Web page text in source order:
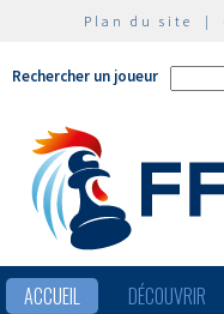
Plan du site |
Rechercher un joueur
ACCUEIL DÉCOUVRIR